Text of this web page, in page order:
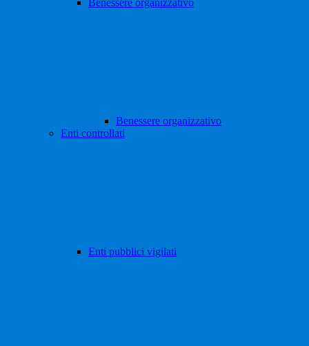
Benessere organizzativo
Benessere organizzativo
Enti controllati
Enti pubblici vigilati